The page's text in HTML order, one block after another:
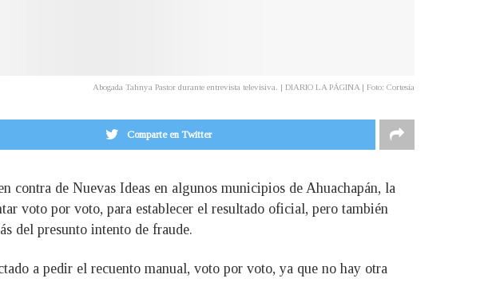
Abogada Tahnya Pastor durante entrevista televisiva. | DIARIO LA PÁGINA | Foto: Cortesía
Comparte en Twitter
contra de Nuevas Ideas en algunos municipios de Ahuachapán, la
voto por voto, para establecer el resultado oficial, pero también
del presunto intento de fraude.
a pedir el recuento manual, voto por voto, ya que no hay otra